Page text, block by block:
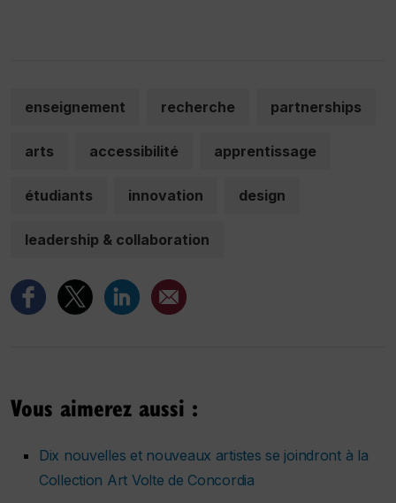
enseignement recherche partnerships
arts accessibilité apprentissage
étudiants innovation design
leadership & collaboration
Vous aimerez aussi :
Dix nouvelles et nouveaux artistes se joindront à la
Collection Art Volte de Concordia